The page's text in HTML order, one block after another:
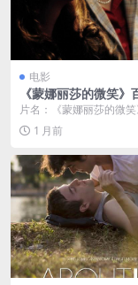
电影
《蒙娜丽莎的微笑》
盘夸克下载.阿里云盘.
03)
片名：《蒙娜丽莎的微笑
网盘夸克下载.阿里云盘.
3) 分类：...
1 月前